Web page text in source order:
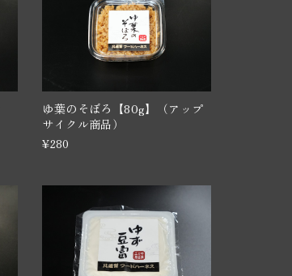
ゆ葉のそぼろ【80g】（アップ
サイクル商品）
¥280